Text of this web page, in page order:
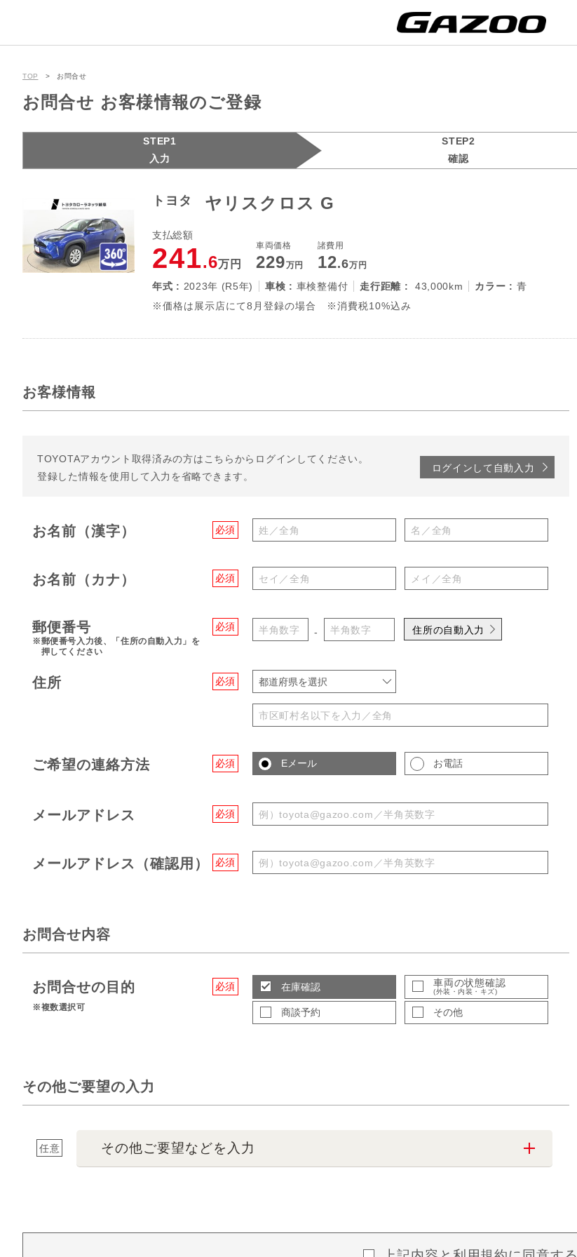
TOP お問合せ
お問合せ お客様情報のご登録
STEP1
入力
STEP2
確認
トヨタ ヤリスクロス G
支払総額
241.6万円
車両価格
229万円
諸費用
12.6万円
年式 : 2023年 (R5年) 車検 : 車検整備付 走行距離 : 43,000km カラー : 青
※価格は展示店にて8月登録の場合 ※消費税10%込み
お客様情報
TOYOTAアカウント取得済みの方は こちらからログインしてください。
登録した情報を使用して入力を省略できます。
ログインして自動入力
必須
お名前（漢字）
必須
お名前（カナ）
必須
郵便番号
※郵便番号入力後、「住所の自動入力」を
押してください
- 住所の自動入力
必須
住所 都道府県を選択
必須
ご希望の連絡方法 Eメール お電話
必須
メールアドレス
必須
メールアドレス（確認用）
お問合せ内容
必須
お問合せの目的
※複数選択可
在庫確認 車両の状態確認
(外装・内装・キズ)
商談予約 その他
その他ご要望の入力
任意 その他ご要望などを入力